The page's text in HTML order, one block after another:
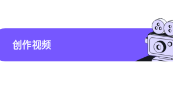
创作视频